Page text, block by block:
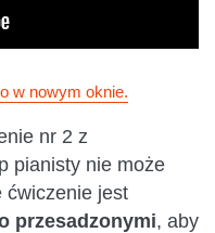
w nowym oknie.
nr 2 z
pianisty nie może
ćwiczenie jest
przesadzonymi, aby